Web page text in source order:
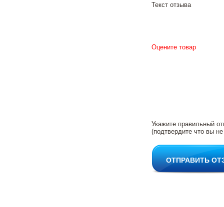
Текст отзыва
Оцените товар
Укажите правильный
(подтвердите что вы
ОТПРАВИТЬ